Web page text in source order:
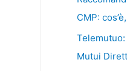
CMP:
Mutui